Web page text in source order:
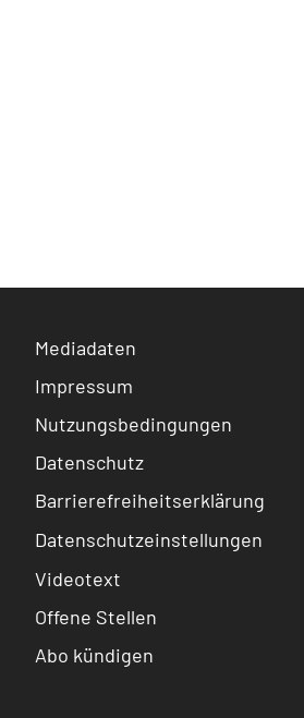
Mediadaten
Impressum
Nutzungsbedingungen
Datenschutz
Barrierefreiheitserklärung
Datenschutzeinstellungen
Videotext
Offene Stellen
Abo kündigen